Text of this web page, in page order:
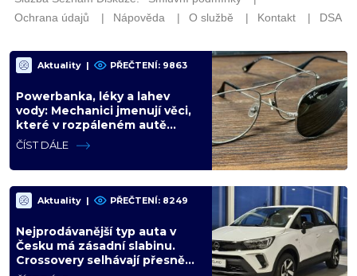
Aktuality | PŘEČTENÍ: 9863
Powerbanka, léky a lahev
vody: Mechanici jmenují věci,
které v rozpáleném autě
nemají co dělat. Hrozí i požár
ČÍST DÁLE
Aktuality | PŘEČTENÍ: 8249
Nejprodávanější typ auta v
Česku má zásadní slabinu.
Crossovery selhávají přesně